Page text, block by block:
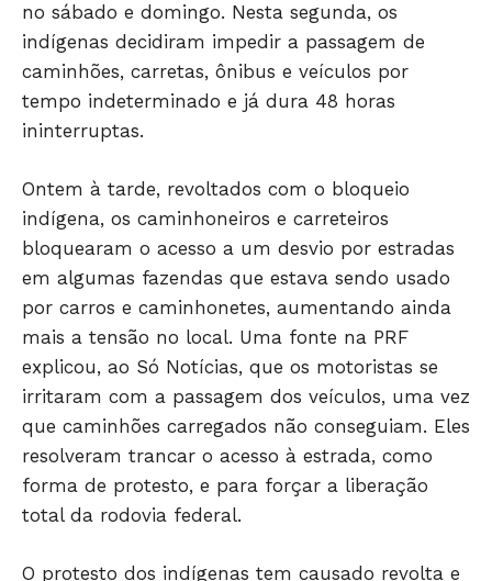
no sábado e domingo. Nesta segunda, os
indígenas decidiram impedir a passagem de
caminhões, carretas, ônibus e veículos por
tempo indeterminado e já dura 48 horas
ininterruptas.
Ontem à tarde, revoltados com o bloqueio
indígena, os caminhoneiros e carreteiros
bloquearam o acesso a um desvio por estradas
em algumas fazendas que estava sendo usado
por carros e caminhonetes, aumentando ainda
mais a tensão no local. Uma fonte na PRF
explicou, ao Só Notícias, que os motoristas se
irritaram com a passagem dos veículos, uma vez
que caminhões carregados não conseguiam. Eles
resolveram trancar o acesso à estrada, como
forma de protesto, e para forçar a liberação
total da rodovia federal.
O protesto dos indígenas tem causado revolta e